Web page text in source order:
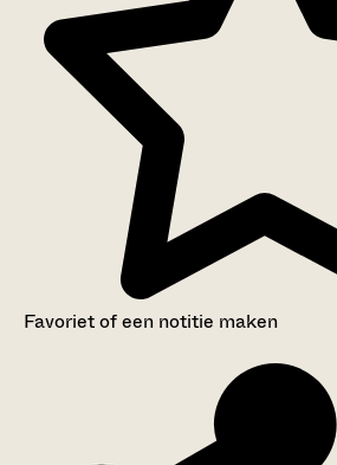
Favoriet of een notitie maken